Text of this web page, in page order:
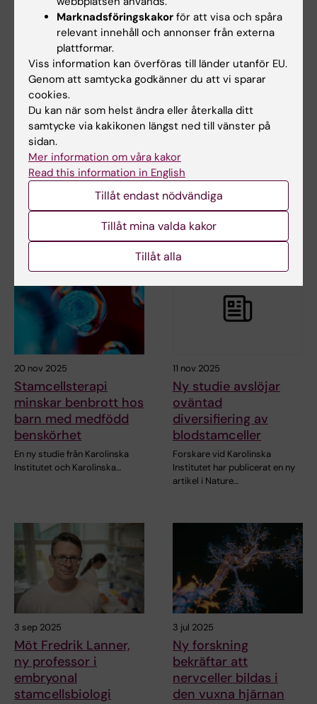
2 jul 2026
Hopp om att skydda
och återställa
fertiliteten hos
personer som
överlevt barncancer
Forskare vid Karolinska
Institutet har visat att det är
Framsteg för
stamcellsterapi vid
Forskare vid Karolinska
Institutet och KTH har
utvecklat en förbättrad…
20 nov 2025
Stamcellsterapi
minskar benbrott hos
barn med medfödd
benskörhet
En ny studie från Karolinska
Institutet och Karolinska…
11 nov 2025
Ny studie avslöjar
oväntad
diversifiering av
blodstamceller
Forskare vid Karolinska
Institutet har publicerat en ny
artikel i Nature…
3 sep 2025
Möt Fredrik Lanner,
ny professor i
embryonal
stamcellsbiologi
3 jul 2025
Ny forskning
bekräftar att
nervceller bildas i
den vuxna hjärnan
Marknadsföringskakor för att visa och spåra
relevant innehåll och annonser från externa
plattformar.
Viss information kan överföras till länder utanför EU.
Genom att samtycka godkänner du att vi sparar
cookies.
Du kan när som helst ändra eller återkalla ditt
samtycke via kakikonen längst ned till vänster på
sidan.
Mer information om våra kakor
Read this information in English
Tillåt endast nödvändiga
Tillåt mina valda kakor
Tillåt alla